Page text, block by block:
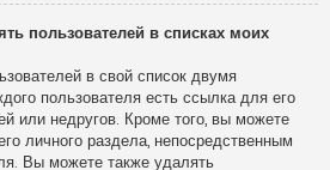
пользователей в списках моих
в свой список двумя
пользователя есть ссылка для его
или недругов. Кроме того, вы можете
личного раздела, непосредственным
Вы можете также удалять